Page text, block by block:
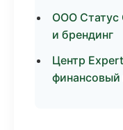
ООО Статус
и брендинг
Центр
финансовый